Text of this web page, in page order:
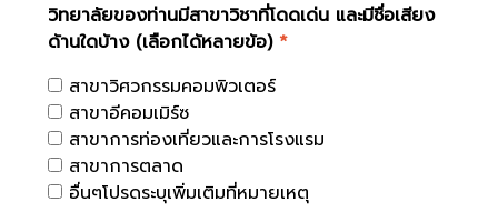
วิทยาลัยของท่านมีสาขาวิชาที่โดดเด่น และมีชื่อเสียง
ด้านใดบ้าง (เลือกได้หลายข้อ) *
สาขาวิศวกรรมคอมพิวเตอร์
สาขาอีคอมเมิร์ซ
สาขาการท่องเที่ยวและการโรงแรม
สาขาการตลาด
อื่นๆโปรดระบุเพิ่มเติมที่หมายเหตุ